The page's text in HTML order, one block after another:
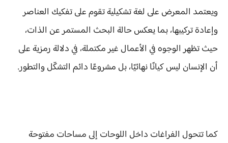
ويعتمد المعرض على لغة تشكيلية تقوم على تفكيك العناصر
وإعادة تركيبها، بما يعكس حالة البحث المستمر عن الذات،
حيث تظهر الوجوه في الأعمال غير مكتملة، في دلالة رمزية على
أن الإنسان ليس كيانًا نهائيًا، بل مشروعًا دائم التشكّل والتطور.
كما تتحول الفراغات داخل اللوحات إلى مساحات مفتوحة